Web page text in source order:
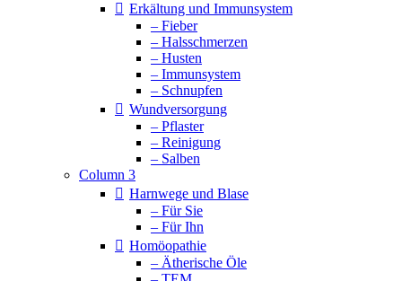
Erkältung und Immunsystem
– Fieber
– Halsschmerzen
– Husten
– Immunsystem
– Schnupfen
Wundversorgung
– Pflaster
– Reinigung
– Salben
Column 3
Harnwege und Blase
– Für Sie
– Für Ihn
Homöopathie
– Ätherische Öle